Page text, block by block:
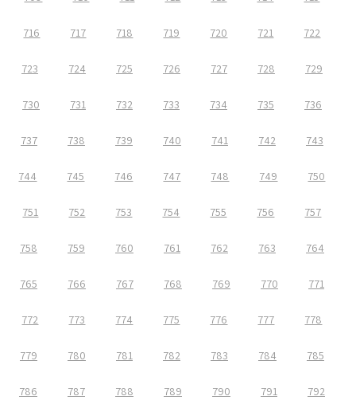
716 717 718 719 720 721 722
723 724 725 726 727 728 729
730 731 732 733 734 735 736
737 738 739 740 741 742 743
744 745 746 747 748 749 750
751 752 753 754 755 756 757
758 759 760 761 762 763 764
765 766 767 768 769 770 771
772 773 774 775 776 777 778
779 780 781 782 783 784 785
786 787 788 789 790 791 792